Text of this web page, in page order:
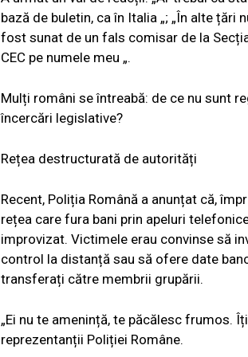
bază de buletin, ca în Italia „; „În alte țări
fost sunat de un fals comisar de la
CEC pe numele meu „.
Mulți români se întreabă: de ce nu sunt
încercări legislative?
Rețea destructurată de autorități
Recent, Poliția Română a anunțat că,
rețea care fura bani prin apeluri
improvizat. Victimele erau convinse să
control la distanță sau să ofere date
transferați către membrii grupării.
„Ei nu te amenință, te păcălesc frumos.
reprezentanții Poliției Române.